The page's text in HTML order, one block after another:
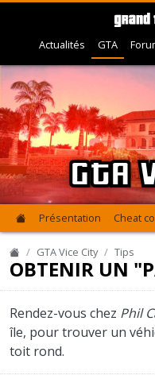
Actualités GTA
GTA
Présentation Cheat
GTA Vice City Tips
OBTENIR UN
Rendez-vous chez Phil
île, pour trouver un
toit rond.